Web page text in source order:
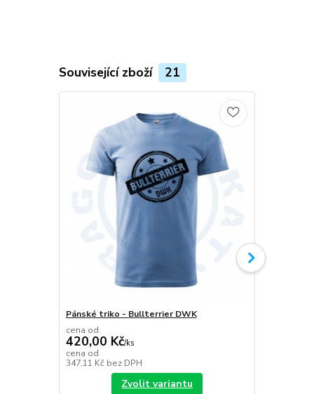
Související zboží 21
Pánské triko - Bullterrier DWK
cena od
420,00 Kč/ks
cena od
347,11 Kč bez DPH
Zvolit variantu